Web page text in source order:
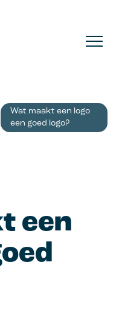
Wat maakt een logo
een goed logo?
een